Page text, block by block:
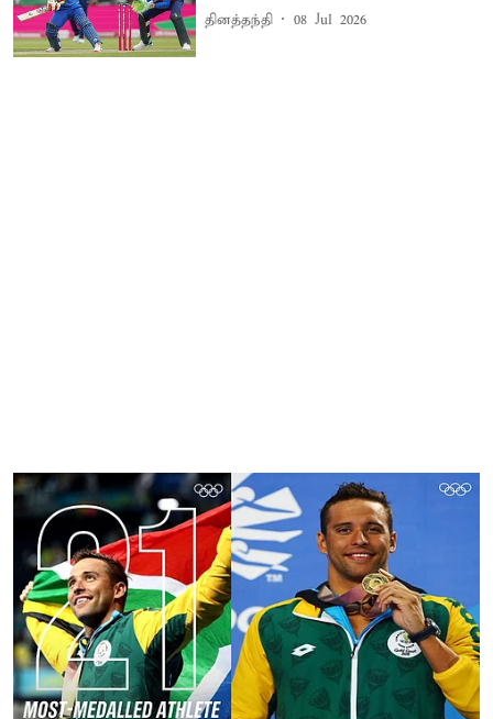
தினத்தந்தி 08 Jul 2026